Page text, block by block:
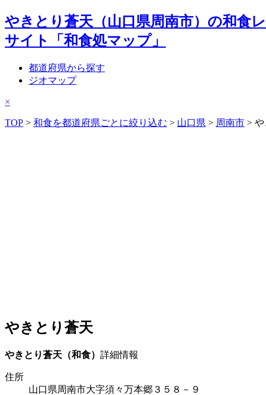
やきとり蒼天（山口県周南市）の和食
サイト「和食処マップ」
都道府県から探す
ジオマップ
×
TOP > 和食を都道府県ごとに絞り込む > 山口県 > 周南市 >
やきとり蒼天
やきとり蒼天（和食） 詳細情報
住所
山口県周南市大字須々万本郷３５８－９